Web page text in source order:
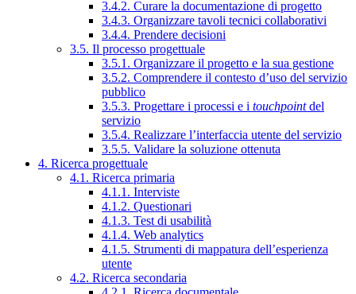
3.4.2. Curare la documentazione di progetto
3.4.3. Organizzare tavoli tecnici collaborativi
3.4.4. Prendere decisioni
3.5. Il processo progettuale
3.5.1. Organizzare il progetto e la sua gestione
3.5.2. Comprendere il contesto d’uso del servizio
pubblico
3.5.3. Progettare i processi e i touchpointdel
servizio
3.5.4. Realizzare l’interfaccia utente del servizio
3.5.5. Validare la soluzione ottenuta
4. Ricerca progettuale
4.1. Ricerca primaria
4.1.1. Interviste
4.1.2. Questionari
4.1.3. Test di usabilità
4.1.4. Web analytics
4.1.5. Strumenti di mappatura dell’esperienza
utente
4.2. Ricerca secondaria